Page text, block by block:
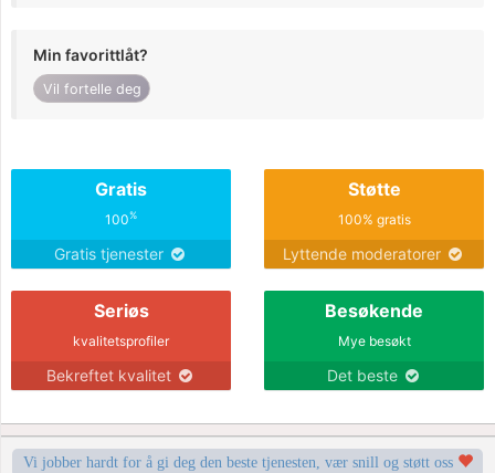
Min favorittlåt?
Vil fortelle deg
Gratis
100%
Gratis tjenester
Støtte
100% gratis
Lyttende moderatorer
Seriøs
kvalitetsprofiler
Bekreftet kvalitet
Besøkende
Mye besøkt
Det beste
Vi jobber hardt for å gi deg den beste tjenesten, vær snill og støtt oss